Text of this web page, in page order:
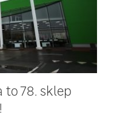
to 78. sklep